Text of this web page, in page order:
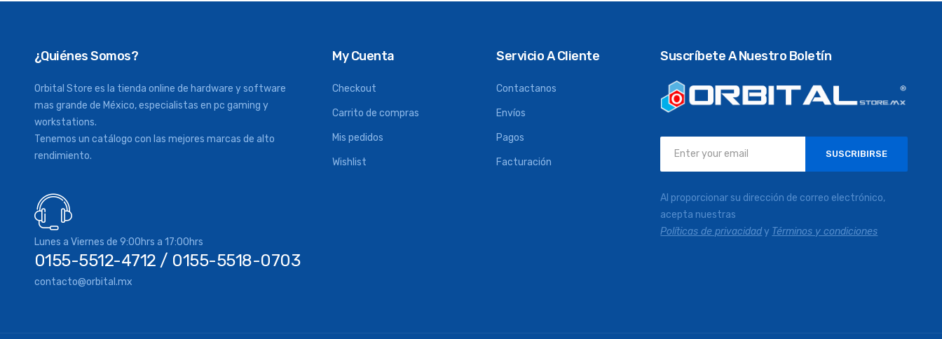
¿Quiénes Somos?
Orbital Store es la tienda online de hardware y software
mas grande de México, especialistas en pc gaming y
workstations.
Tenemos un catálogo con las mejores marcas de alto
rendimiento.
Lunes a Viernes de 9:00hrs a 17:00hrs
0155-5512-4712 / 0155-5518-0703
contacto@orbital.mx
My Cuenta
Checkout
Carrito de compras
Mis pedidos
Wishlist
Servicio A Cliente
Contactanos
Envíos
Pagos
Facturación
Suscríbete A Nuestro Boletín
boletín
de
noticias:
SUSCRIBIRSE
Al proporcionar su dirección de correo electrónico,
acepta nuestras
Políticas de privacidady Términos y condiciones